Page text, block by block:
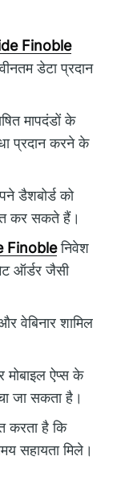
Finoble
डेटा प्रदान
मापदंडों के
प्रदान करने के
डैशबोर्ड को
कर सकते हैं।
Finobleनिवेश
ऑर्डर जैसी
वेबिनार शामिल
ऐप्स के
जा सकता है।
करता है कि
सहायता मिले।